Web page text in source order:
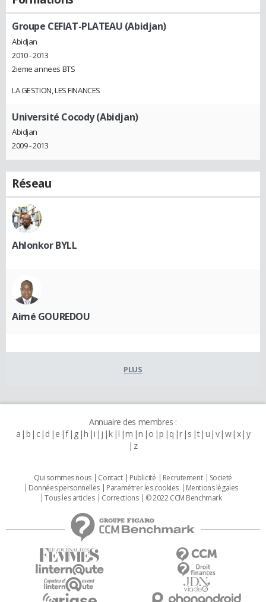
Groupe CEFIAT-PLATEAU (Abidjan)
Abidjan
2010 - 2013
2ieme annees BTS
LA GESTION, LES FINANCES
Université Cocody (Abidjan)
Abidjan
2009 - 2013
Réseau
Ahlonkor BYLL
Aimé GOUREDOU
PLUS
Annuaire des membres :
a b c d e f g h i j k l m n o p q r s t u v w x y
z
Qui sommes nous Contact Publicité Recrutement
Societé
Données personnelles
Paramétrer les cookies
Mentions légales
Tous les articles
Corrections © 2022 CCM Benchmark